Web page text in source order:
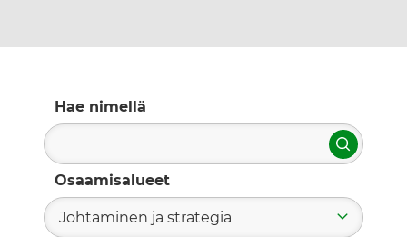
Hae nimellä
Hae
Osaamisalueet
Johtaminen ja strategia